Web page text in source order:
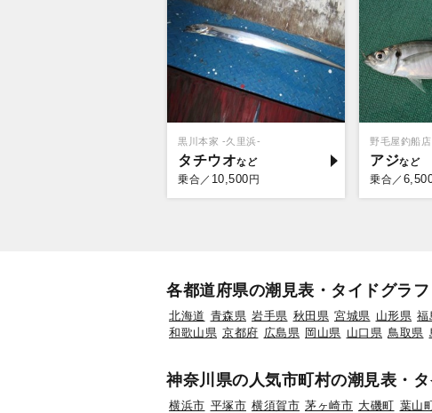
黒川本家 -久里浜-
タチウオ
乗合／ 10,500 円
野毛屋釣船店
アジ
乗合／
各都道府県の潮見表・タイドグラフ
北海道 青森県 岩手県 秋田県 宮城県 山形県 福
和歌山県 京都府 広島県 岡山県 山口県 鳥取県
神奈川県の人気市町村の潮見表・
横浜市 平塚市 横須賀市 茅ヶ崎市 大磯町 葉山